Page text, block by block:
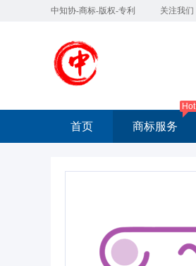
中知协-商标-版权-专利 关注我们
首页 商标服务
Hot